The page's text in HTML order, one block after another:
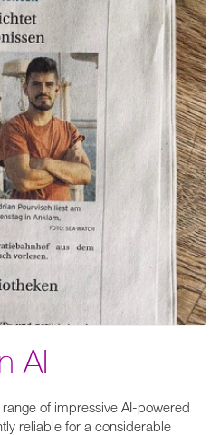
AI
of impressive AI-powered
reliable for a considerable